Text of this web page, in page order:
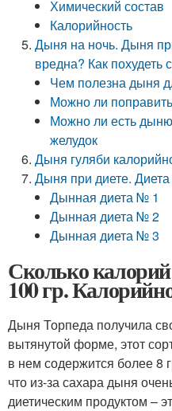
Химический состав
Калорийность
Дыня на ночь. Дыня
вредна? Как
Чем полезна дыня
Можно ли
Можно ли есть
желудок
Дыня гуляби
Дыня при диете.
Дынная диета № 1
Дынная диета № 2
Дынная диета № 3
Сколько
100 гр.
Дыня Торпеда получила
вытянутой форме, этот
в нем содержится более 8
что из-за сахара дыня
диетическим продуктом –